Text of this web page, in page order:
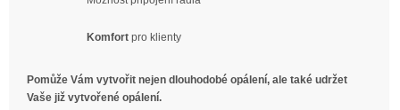
Komfort pro klienty
Pomůže Vám vytvořit nejen dlouhodobé opálení, ale také udržet
Vaše již vytvořené opálení.